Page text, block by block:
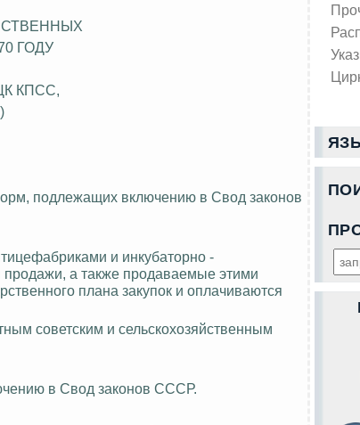
ГОДУ
КПСС,
подлежащих включению в Свод законов
и инкубаторно -
продажи, а также продаваемые этими
плана закупок и оплачиваются
советским и сельскохозяйственным
в Свод законов СССР.